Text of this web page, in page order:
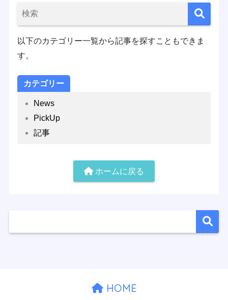
以下のカテゴリー一覧から記事を探すこともできま
す。
カテゴリー
News
PickUp
記事
ホームに戻る
HOME